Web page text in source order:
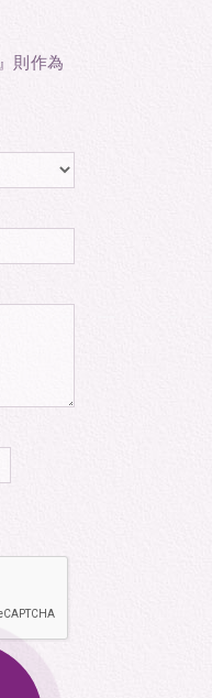
則作為